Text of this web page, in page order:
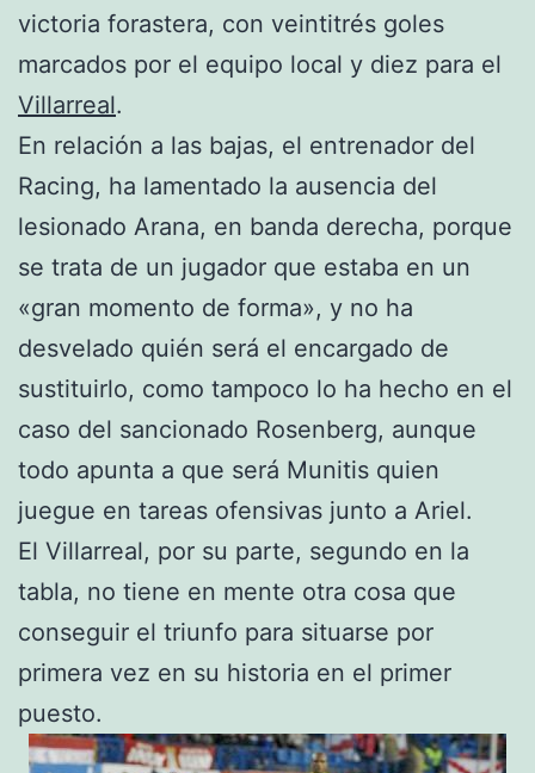
victoria forastera, con veintitrés goles
marcados por el equipo local y diez para el
Villarreal.
En relación a las bajas, el entrenador del
Racing, ha lamentado la ausencia del
lesionado Arana, en banda derecha, porque
se trata de un jugador que estaba en un
«gran momento de forma», y no ha
desvelado quién será el encargado de
sustituirlo, como tampoco lo ha hecho en el
caso del sancionado Rosenberg, aunque
todo apunta a que será Munitis quien
juegue en tareas ofensivas junto a Ariel.
El Villarreal, por su parte, segundo en la
tabla, no tiene en mente otra cosa que
conseguir el triunfo para situarse por
primera vez en su historia en el primer
puesto.